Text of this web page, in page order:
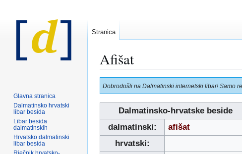
Afišat
Prijeđi
na
navigaciju
Prijeđi
na
pretraživanje
Dobrodošli na Dalmatinski internetski libar! Samo
Dalmatinsko-hrvatske beside
dalmatinski:
afišat
hrvatski:
Stranica
Glavna stranica
Dalmatinsko hrvatski
libar besida
Libar besida
dalmatinskih
Hrvatsko dalmatinski
libar besida